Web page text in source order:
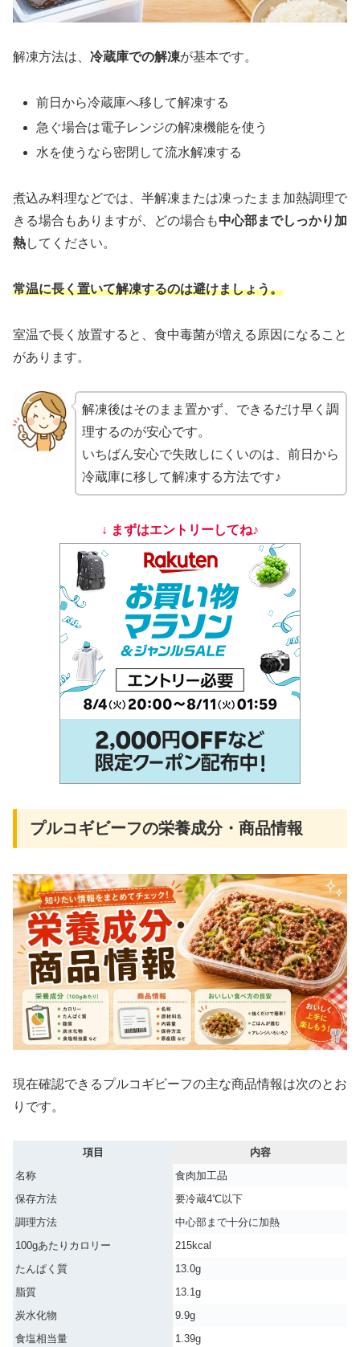
解凍方法は、 冷蔵庫での解凍が基本です。
前日から冷蔵庫へ移して解凍する
急ぐ場合は電子レンジの解凍機能を使う
水を使うなら密閉して流水解凍する
煮込み料理などでは、半解凍または凍ったまま加熱調理で
きる場合もありますが、どの場合も中心部までしっかり加
熱してください。
常温に長く置いて解凍するのは避けましょう。
室温で長く放置すると、食中毒菌が増える原因になること
があります。
解凍後はそのまま置かず、できるだけ早く調
理するのが安心です。
いちばん安心で失敗しにくいのは、前日から
冷蔵庫に移して解凍する方法です♪
↓ まずはエントリーしてね♪
プルコギビーフの栄養成分・商品情報
現在確認できるプルコギビーフの主な商品情報は次のとお
りです。
項目
内容
名称
食肉加工品
保存方法
要冷蔵4℃以下
調理方法
中心部まで十分に加熱
100gあたりカロリー
215kcal
たんぱく質
13.0g
脂質
13.1g
炭水化物
9.9g
食塩相当量
1.39g